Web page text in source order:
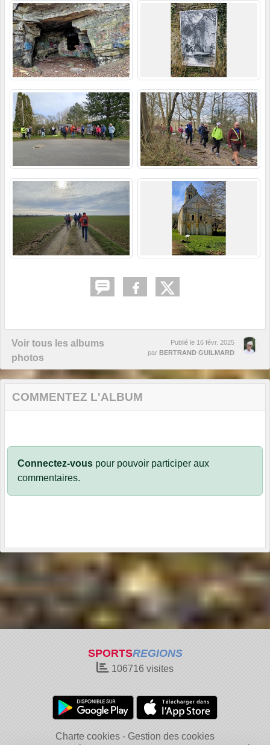
Voir tous les albums
photos
Publié le 16 févr. 2025
par BERTRAND GUILMARD
COMMENTEZ L'ALBUM
Connectez-vous pour pouvoir participer aux
commentaires.
SPORTSREGIONS
106716 visites
Charte cookies
Gestion des cookies